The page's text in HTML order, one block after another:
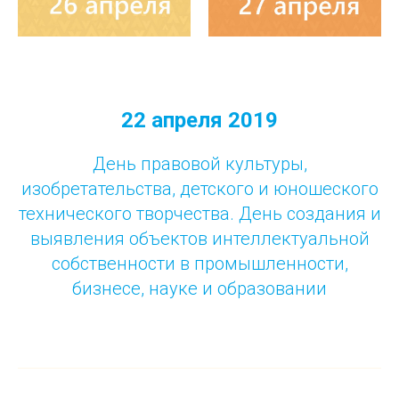
22 апреля 2019
День правовой культуры,
изобретательства, детского и юношеского
технического творчества. День создания и
выявления объектов интеллектуальной
собственности в промышленности,
бизнесе, науке и образовании